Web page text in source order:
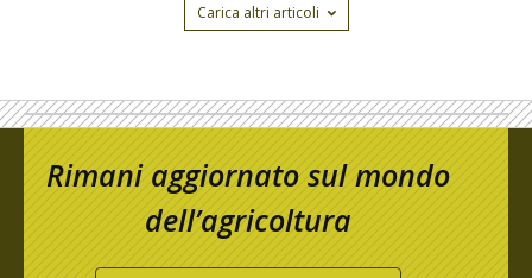
Carica altri articoli
Rimani aggiornato sul mondo
dell’agricoltura